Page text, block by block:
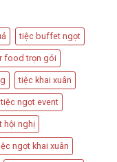
tiệc buffet ngọt
food trọn gói
tiệc khai xuân
tiệc ngọt event
hội nghị
ngọt khai xuân